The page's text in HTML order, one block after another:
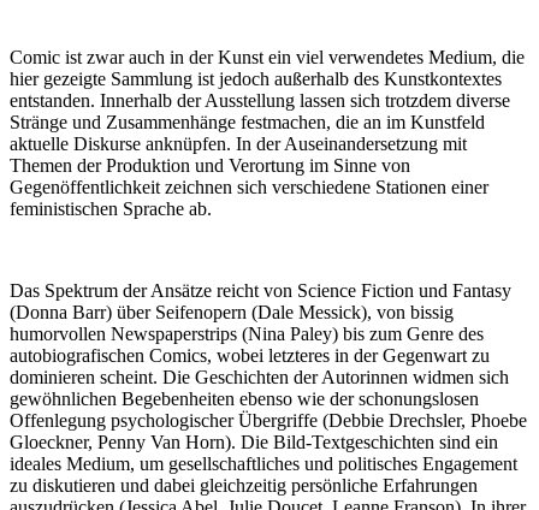
Comic ist zwar auch in der Kunst ein viel verwendetes Medium, die
hier gezeigte Sammlung ist jedoch außerhalb des Kunstkontextes
entstanden. Innerhalb der Ausstellung lassen sich trotzdem diverse
Stränge und Zusammenhänge festmachen, die an im Kunstfeld
aktuelle Diskurse anknüpfen. In der Auseinandersetzung mit
Themen der Produktion und Verortung im Sinne von
Gegenöffentlichkeit zeichnen sich verschiedene Stationen einer
feministischen Sprache ab.
Das Spektrum der Ansätze reicht von Science Fiction und Fantasy
(Donna Barr) über Seifenopern (Dale Messick), von bissig
humorvollen Newspaperstrips (Nina Paley) bis zum Genre des
autobiografischen Comics, wobei letzteres in der Gegenwart zu
dominieren scheint. Die Geschichten der Autorinnen widmen sich
gewöhnlichen Begebenheiten ebenso wie der schonungslosen
Offenlegung psychologischer Übergriffe (Debbie Drechsler, Phoebe
Gloeckner, Penny Van Horn). Die Bild-Textgeschichten sind ein
ideales Medium, um gesellschaftliches und politisches Engagement
zu diskutieren und dabei gleichzeitig persönliche Erfahrungen